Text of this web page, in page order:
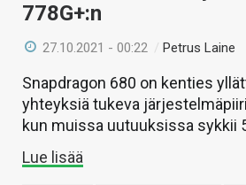
778G+:n
27.10.2021 - 00:22 /Petrus Laine
Snapdragon 680 on kenties
yhteyksiä tukeva
kun muissa uutuuksissa sykkii
Lue lisää